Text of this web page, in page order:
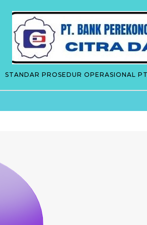
STANDAR PROSEDUR OPERASIONAL